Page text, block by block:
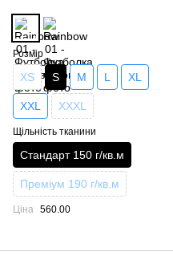
Розмір
XS S M L XL
XXL XXXL
Щільність тканини
Стандарт 150 г/кв.м
Преміум 190 г/кв.м
Ціна 560.00